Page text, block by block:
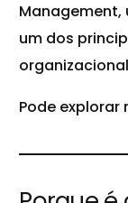
Management,
um dos
Pode explorar